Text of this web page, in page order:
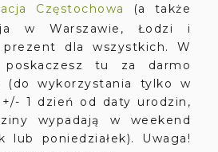
Częstochowa
(a także
w Warszawie, Łodzi i
dla wszystkich. W
poskaczesz tu za darmo
(do wykorzystania tylko w
1 dzień od daty urodzin,
wypadają w weekend
lub poniedziałek). Uwaga!